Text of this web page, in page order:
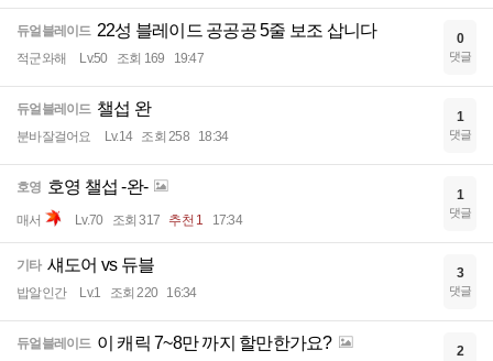
듀얼블레이드 22성 블레이드 공공공 5줄 보조 삽니다
적군와해 Lv.50 조회 169 19:47
0
댓글
듀얼블레이드 챌섭 완
분바잘걸어요 Lv.14 조회 258 18:34
1
댓글
호영 호영 챌섭 -완-
매서 Lv.70 조회 317 추천 1 17:34
1
댓글
기타 섀도어 vs 듀블
밥알인간 Lv.1 조회 220 16:34
3
댓글
듀얼블레이드 이 캐릭 7~8만 까지 할만한가요? 2